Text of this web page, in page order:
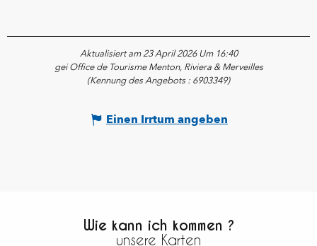
Aktualisiert am 23 April 2026 Um 16:40
gei Office de Tourisme Menton, Riviera & Merveilles
(Kennung des Angebots : 6903349)
Einen Irrtum angeben
Wie kann ich kommen ?
unsere Karten